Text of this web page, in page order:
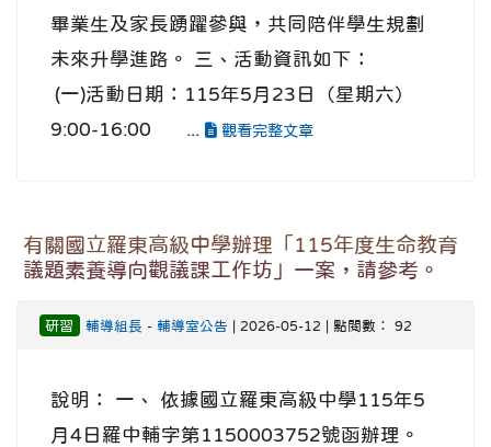
畢業生及家長踴躍參與，共同陪伴學生規劃
未來升學進路。 三、活動資訊如下：
(一)活動日期：115年5月23日（星期六）
9:00-16:00 ...
觀看完整文章
有關國立羅東高級中學辦理「115年度生命教育
議題素養導向觀議課工作坊」一案，請參考。
研習 輔導組長 - 輔導室公告 | 2026-05-12 | 點閱數： 92
說明： 一、 依據國立羅東高級中學115年5
月4日羅中輔字第1150003752號函辦理。